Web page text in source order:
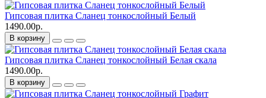
Гипсовая плитка Сланец тонкослойный Белый
1490.00р.
В корзину
Гипсовая плитка Сланец тонкослойный Белая скала
1490.00р.
В корзину